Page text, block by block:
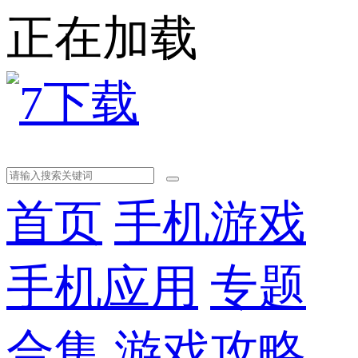
正在加载
首页 手机游戏
手机应用 专题